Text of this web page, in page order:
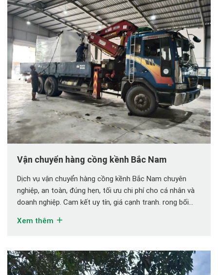
Vận chuyển hàng cồng kềnh Bắc Nam
Dịch vụ vận chuyển hàng cồng kềnh Bắc Nam chuyên
nghiệp, an toàn, đúng hẹn, tối ưu chi phí cho cá nhân và
doanh nghiệp. Cam kết uy tín, giá cạnh tranh. rong bối
chuyển các loại hàng hóa có kích thước, trọng lượng lớn
Xem thêm